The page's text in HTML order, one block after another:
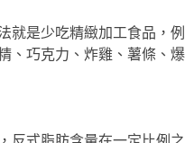
就是少吃精緻加工食品，例
、巧克力、炸雞、薯條、爆